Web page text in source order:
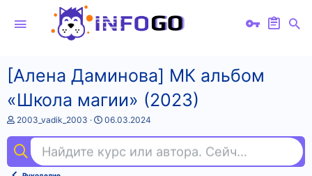
[Алена Даминова] МК альбом
«Школа магии» (2023)
А
т
о
2003_vadik_2003
Д
а
н
06.03.2024
Найдите курс или автора. Сейчас ищут